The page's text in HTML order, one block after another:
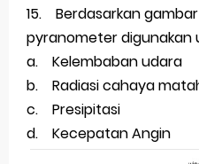
15. Berdasarkan
pyranometer digunakan
a. Kelembaban udara
b. Radiasi cahaya
c. Presipitasi
d. Kecepatan Angin